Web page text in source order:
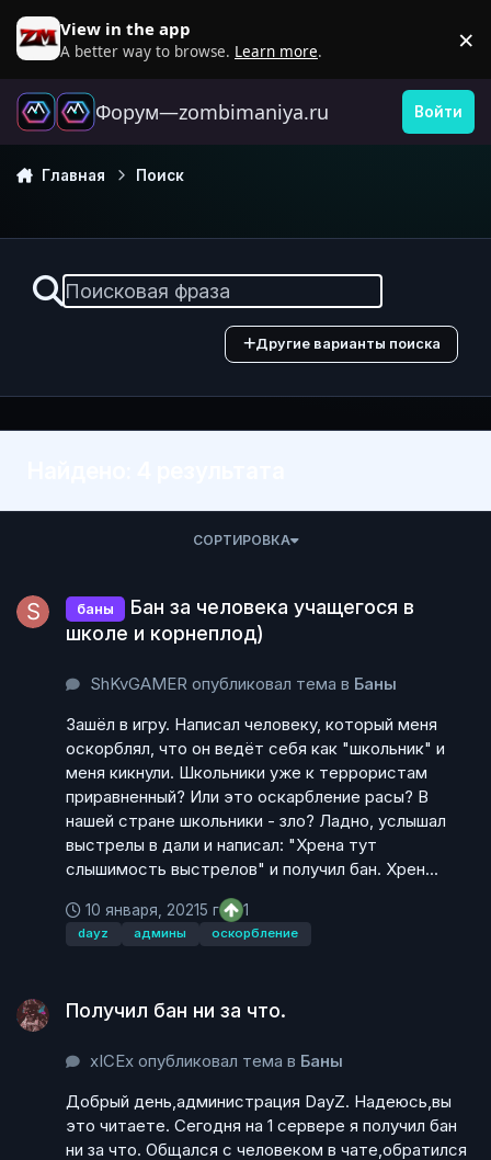
Перейти к содержанию
View in the app
A better way to browse. Learn more. ×
Форум—zombimaniya.ru Войти
Главная Поиск
Другие варианты поиска
СОРТИРОВКА
баны
Бан за человека учащегося в
школе и корнеплод)
ShKvGAMER опубликовал тема в Баны
Зашёл в игру. Написал человеку, который меня
оскорблял, что он ведёт себя как "школьник" и
меня кикнули. Школьники уже к террористам
приравненный? Или это оскарбление расы? В
нашей стране школьники - зло? Ладно, услышал
выстрелы в дали и написал: "Хрена тут
слышимость выстрелов" и получил бан. Хрен...
10 января, 20215 г 1
dayz админы оскорбление
Получил бан ни за что.
xICEx опубликовал тема в Баны
Добрый день,администрация DayZ. Надеюсь,вы
это читаете. Сегодня на 1 сервере я получил бан
ни за что. Общался с человеком в чате,обратился